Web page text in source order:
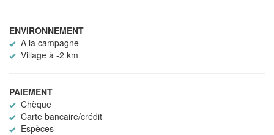
ENVIRONNEMENT
A la campagne
Village à -2 km
PAIEMENT
Chèque
Carte bancaire/crédit
Espèces